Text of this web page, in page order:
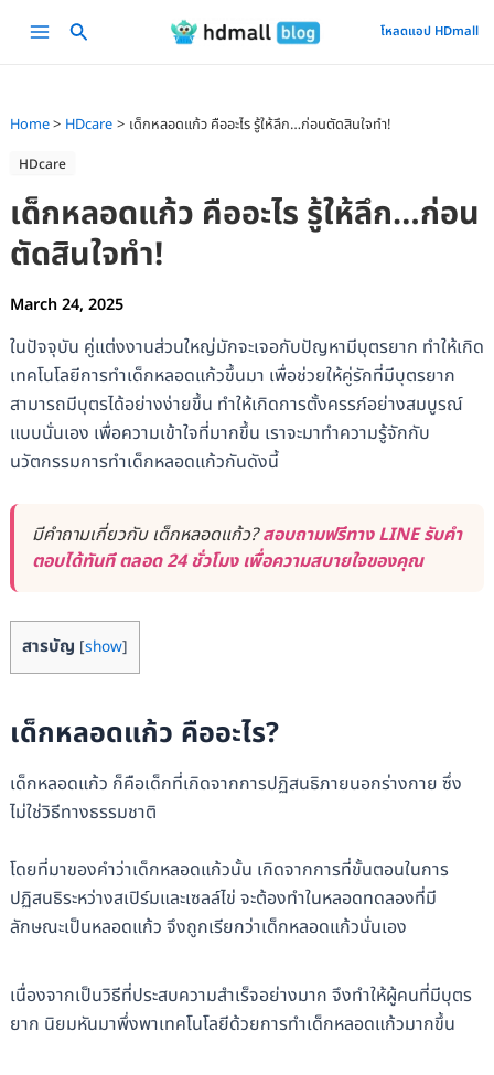
Main
โหลดแอป HDmall
Home HDcare เด็กหลอดแก้ว คืออะไร รู้ให้ลึก…ก่อนตัดสินใจทำ!
HDcare
เด็กหลอดแก้ว คืออะไร รู้ให้ลึก…ก่อน
ตัดสินใจทำ!
March 24, 2025
ในปัจจุบัน คู่แต่งงานส่วนใหญ่มักจะเจอกับปัญหามีบุตรยาก ทำให้เกิด
เทคโนโลยีการทำเด็กหลอดแก้วขึ้นมา เพื่อช่วยให้คู่รักที่มีบุตรยาก
สามารถมีบุตรได้อย่างง่ายขึ้น ทำให้เกิดการตั้งครรภ์อย่างสมบูรณ์
แบบนั่นเอง เพื่อความเข้าใจที่มากขึ้น เราจะมาทำความรู้จักกับ
นวัตกรรมการทำเด็กหลอดแก้วกันดังนี้
มีคำถามเกี่ยวกับ เด็กหลอดแก้ว?สอบถามฟรีทาง LINE รับคำ
ตอบได้ทันที ตลอด 24 ชั่วโมง เพื่อความสบายใจของคุณ
สารบัญ [show]
เด็กหลอดแก้ว คืออะไร?
เด็กหลอดแก้ว ก็คือเด็กที่เกิดจากการปฏิสนธิภายนอกร่างกาย ซึ่ง
ไม่ใช่วิธีทางธรรมชาติ
โดยที่มาของคำว่าเด็กหลอดแก้วนั้น เกิดจากการที่ขั้นตอนในการ
ปฏิสนธิระหว่างสเปิร์มและเซลล์ไข่ จะต้องทำในหลอดทดลองที่มี
ลักษณะเป็นหลอดแก้ว จึงถูกเรียกว่าเด็กหลอดแก้วนั่นเอง
เนื่องจากเป็นวิธีที่ประสบความสำเร็จอย่างมาก จึงทำให้ผู้คนที่มีบุตร
ยาก นิยมหันมาพึ่งพาเทคโนโลยีด้วยการทำเด็กหลอดแก้วมากขึ้น